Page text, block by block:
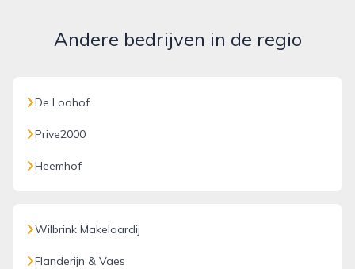
Andere bedrijven in de regio
De Loohof
Prive2000
Heemhof
Wilbrink Makelaardij
Flanderijn & Vaes